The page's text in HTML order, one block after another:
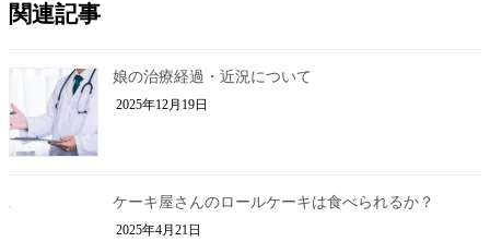
関連記事
娘の治療経過・近況について
2025年12月19日
ケーキ屋さんのロールケーキは食べられるか？
2025年4月21日